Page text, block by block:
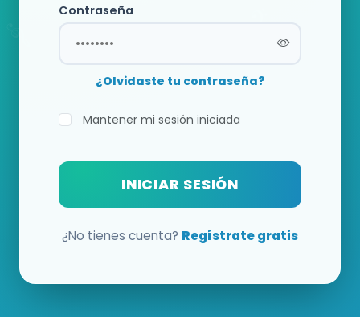
Contraseña
¿Olvidaste tu contraseña?
Mantener mi sesión iniciada
INICIAR SESIÓN
¿No tienes cuenta? Regístrate gratis